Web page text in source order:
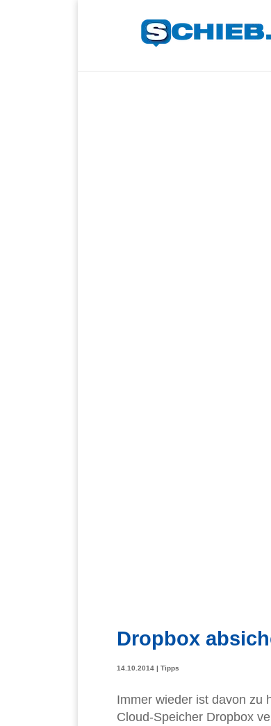
Dropbox
14.10.2014 | Tipps
Immer wieder ist davon zu
Cloud-Speicher Dropbox